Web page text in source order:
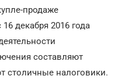
продаже
декабря 2016 года
составляют
столичные налоговики.